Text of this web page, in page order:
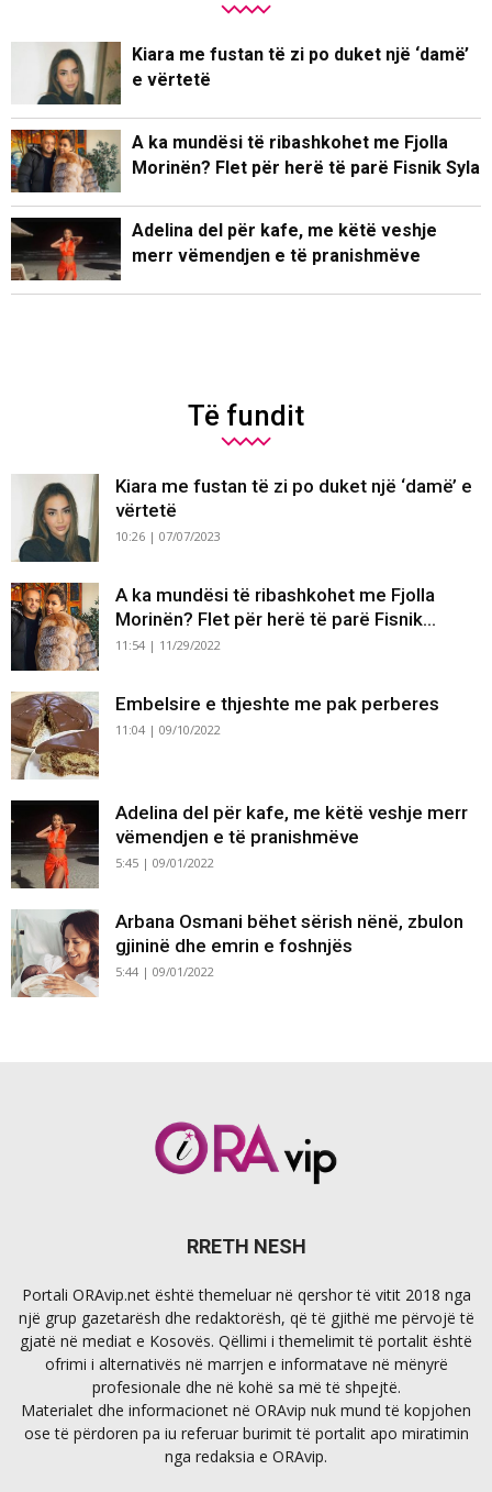
Kiara me fustan të zi po duket një ‘damë’
e vërtetë
A ka mundësi të ribashkohet me Fjolla
Morinën? Flet për herë të parë Fisnik Syla
Adelina del për kafe, me këtë veshje
merr vëmendjen e të pranishmëve
Të fundit
Kiara me fustan të zi po duket një ‘damë’ e
vërtetë
10:26 | 07/07/2023
A ka mundësi të ribashkohet me Fjolla
Morinën? Flet për herë të parë Fisnik...
11:54 | 11/29/2022
Embelsire e thjeshte me pak perberes
11:04 | 09/10/2022
Adelina del për kafe, me këtë veshje merr
vëmendjen e të pranishmëve
5:45 | 09/01/2022
Arbana Osmani bëhet sërish nënë, zbulon
gjininë dhe emrin e foshnjës
5:44 | 09/01/2022
RRETH NESH
Portali ORAvip.net është themeluar në qershor të vitit 2018 nga
një grup gazetarësh dhe redaktorësh, që të gjithë me përvojë të
gjatë në mediat e Kosovës. Qëllimi i themelimit të portalit është
ofrimi i alternativës në marrjen e informatave në mënyrë
profesionale dhe në kohë sa më të shpejtë.
Materialet dhe informacionet në ORAvip nuk mund të kopjohen
ose të përdoren pa iu referuar burimit të portalit apo miratimin
nga redaksia e ORAvip.